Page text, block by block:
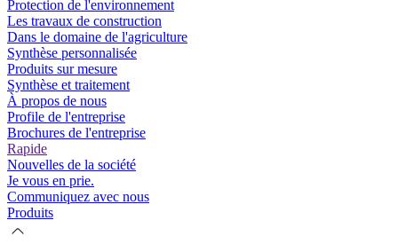
Protection de l'environnement
Les travaux de construction
Dans le domaine de l'agriculture
Synthèse personnalisée
Produits sur mesure
Synthèse et traitement
À propos de nous
Profile de l'entreprise
Brochures de l'entreprise
Rapide
Nouvelles de la société
Je vous en prie.
Communiquez avec nous
Produits